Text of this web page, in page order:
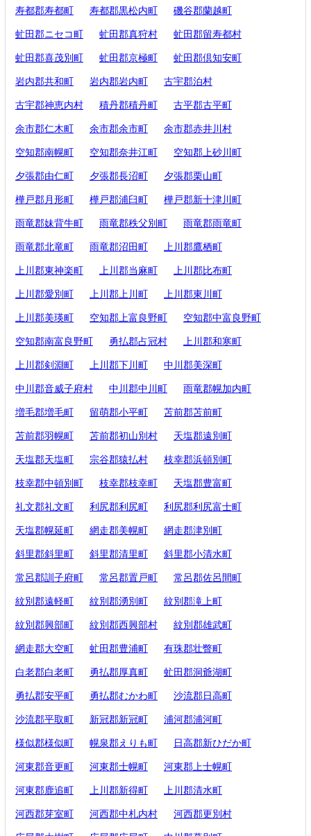
寿都郡寿都町 寿都郡黒松内町 磯谷郡蘭越町
虻田郡ニセコ町 虻田郡真狩村 虻田郡留寿都村
虻田郡喜茂別町 虻田郡京極町 虻田郡倶知安町
岩内郡共和町 岩内郡岩内町 古宇郡泊村
古宇郡神恵内村 積丹郡積丹町 古平郡古平町
余市郡仁木町 余市郡余市町 余市郡赤井川村
空知郡南幌町 空知郡奈井江町 空知郡上砂川町
夕張郡由仁町 夕張郡長沼町 夕張郡栗山町
樺戸郡月形町 樺戸郡浦臼町 樺戸郡新十津川町
雨竜郡妹背牛町 雨竜郡秩父別町 雨竜郡雨竜町
雨竜郡北竜町 雨竜郡沼田町 上川郡鷹栖町
上川郡東神楽町 上川郡当麻町 上川郡比布町
上川郡愛別町 上川郡上川町 上川郡東川町
上川郡美瑛町 空知郡上富良野町 空知郡中富良野町
空知郡南富良野町 勇払郡占冠村 上川郡和寒町
上川郡剣淵町 上川郡下川町 中川郡美深町
中川郡音威子府村 中川郡中川町 雨竜郡幌加内町
増毛郡増毛町 留萌郡小平町 苫前郡苫前町
苫前郡羽幌町 苫前郡初山別村 天塩郡遠別町
天塩郡天塩町 宗谷郡猿払村 枝幸郡浜頓別町
枝幸郡中頓別町 枝幸郡枝幸町 天塩郡豊富町
礼文郡礼文町 利尻郡利尻町 利尻郡利尻富士町
天塩郡幌延町 網走郡美幌町 網走郡津別町
斜里郡斜里町 斜里郡清里町 斜里郡小清水町
常呂郡訓子府町 常呂郡置戸町 常呂郡佐呂間町
紋別郡遠軽町 紋別郡湧別町 紋別郡滝上町
紋別郡興部町 紋別郡西興部村 紋別郡雄武町
網走郡大空町 虻田郡豊浦町 有珠郡壮瞥町
白老郡白老町 勇払郡厚真町 虻田郡洞爺湖町
勇払郡安平町 勇払郡むかわ町 沙流郡日高町
沙流郡平取町 新冠郡新冠町 浦河郡浦河町
様似郡様似町 幌泉郡えりも町 日高郡新ひだか町
河東郡音更町 河東郡士幌町 河東郡上士幌町
河東郡鹿追町 上川郡新得町 上川郡清水町
河西郡芽室町 河西郡中札内村 河西郡更別村